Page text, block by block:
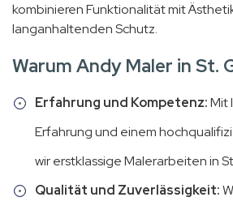
kombinieren Funktionalität mit
langanhaltenden Schutz.
Warum Andy Maler in St.
Erfahrung und Kompetenz:Mit
Erfahrung und einem
wir erstklassige Malerarbeiten in
Qualität und Zuverlässigkeit: